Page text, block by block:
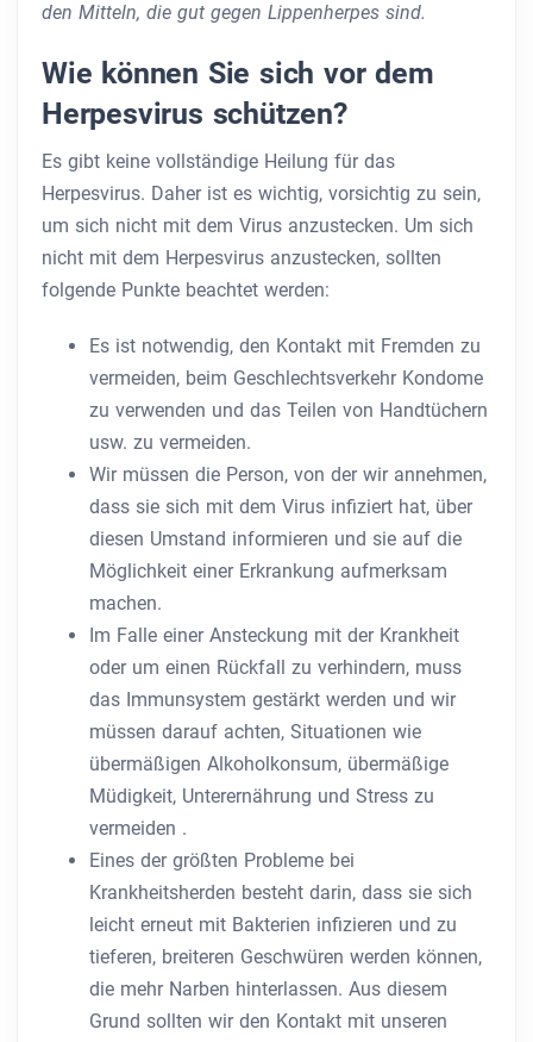
den Mitteln, die gut gegen Lippenherpes sind.
Wie können Sie sich vor dem
Herpesvirus schützen?
Es gibt keine vollständige Heilung für das
Herpesvirus. Daher ist es wichtig, vorsichtig zu sein,
um sich nicht mit dem Virus anzustecken. Um sich
nicht mit dem Herpesvirus anzustecken, sollten
folgende Punkte beachtet werden:
Es ist notwendig, den Kontakt mit Fremden zu
vermeiden, beim Geschlechtsverkehr Kondome
zu verwenden und das Teilen von Handtüchern
usw. zu vermeiden.
Wir müssen die Person, von der wir annehmen,
dass sie sich mit dem Virus infiziert hat, über
diesen Umstand informieren und sie auf die
Möglichkeit einer Erkrankung aufmerksam
machen.
Im Falle einer Ansteckung mit der Krankheit
oder um einen Rückfall zu verhindern, muss
das Immunsystem gestärkt werden und wir
müssen darauf achten, Situationen wie
übermäßigen Alkoholkonsum, übermäßige
Müdigkeit, Unterernährung und Stress zu
vermeiden .
Eines der größten Probleme bei
Krankheitsherden besteht darin, dass sie sich
leicht erneut mit Bakterien infizieren und zu
tieferen, breiteren Geschwüren werden können,
die mehr Narben hinterlassen. Aus diesem
Grund sollten wir den Kontakt mit unseren